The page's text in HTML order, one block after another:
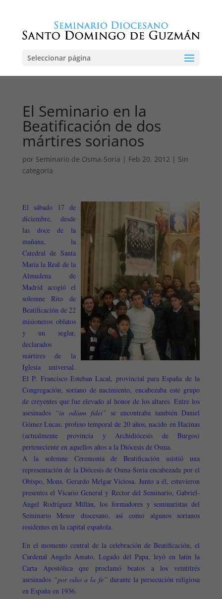
Seleccionar página
El Seminario en la
Beatificación de dos
mártires sorianos
por Seminario de Osma-Soria | Feb 20, 2012 | Sin
categoría
El sábado 17 de
diciembre, desde
las doce de la
mañana, la
Catedral de Santa
María la Real de la
Almudena de
Madrid acogió el
solemne Rito de
Beatificación de 22
misioneros oblatos
y un seglar,
declarados
mártires de la
Iglesia universal.
El P. Francisco Esteban Lacal, provincial para España de la
Congregación, soriano de nacimiento, encabezaba este grupo
de creyentes que fue elevado al honor de los altares. Entre los
asesinados “in odium fidei” se encontraba también Daniel
Gómez Lucas, profeso temporal de 20 años, nacido en Hacinas
(actualmente provincia y Archidiócesis de Burgos)
perteneciente en aquellos años a la Diócesis de Osma.
A la solemne Ceremonia de Beatificación asistió una
representación de la Diócesis de Osma-Soria encabezada por el
Obispo, Mons. Gerardo Melgar Viciosa. Junto a él, estuvieron
presentes el Vicario General y Rector del Seminario, Gabriel-
Ángel Rodríguez Millán, los formadores y seminaristas del
Seminario Menor diocesano, así como algunos sorianos
residentes en la capital española.
En el momento central de la celebración de Beatificación, el
Cardenal Angelo Amato, Legado del Papa, leyó en latín la
Carta Apostólica que proclamó beatos a los veintitrés
asesinados “por odio a la fe” durante la persecución religiosa
en España en 1936.